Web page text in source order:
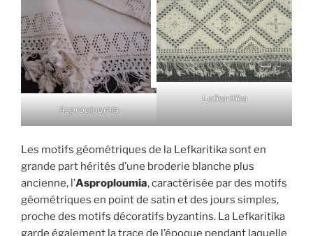
Asproploumia
Lefkaritika
Les motifs géométriques de la Lefkaritika sont en
grande part hérités d’une broderie blanche plus
ancienne, l’Asproploumia, caractérisée par des motifs
géométriques en point de satin et des jours simples,
proche des motifs décoratifs byzantins. La Lefkaritika
garde également la trace de l’époque pendant laquelle